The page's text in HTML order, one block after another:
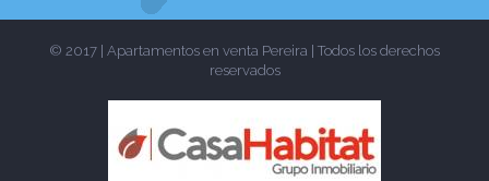
© 2017 | Apartamentos en venta Pereira | Todos los derechos
reservados